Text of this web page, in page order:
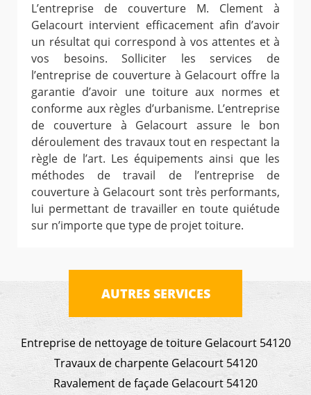
L’entreprise de couverture M. Clement à
Gelacourt intervient efficacement afin d’avoir
un résultat qui correspond à vos attentes et à
vos besoins. Solliciter les services de
l’entreprise de couverture à Gelacourt offre la
garantie d’avoir une toiture aux normes et
conforme aux règles d’urbanisme. L’entreprise
de couverture à Gelacourt assure le bon
déroulement des travaux tout en respectant la
règle de l’art. Les équipements ainsi que les
méthodes de travail de l’entreprise de
couverture à Gelacourt sont très performants,
lui permettant de travailler en toute quiétude
sur n’importe que type de projet toiture.
AUTRES SERVICES
Entreprise de nettoyage de toiture Gelacourt 54120
Travaux de charpente Gelacourt 54120
Ravalement de façade Gelacourt 54120